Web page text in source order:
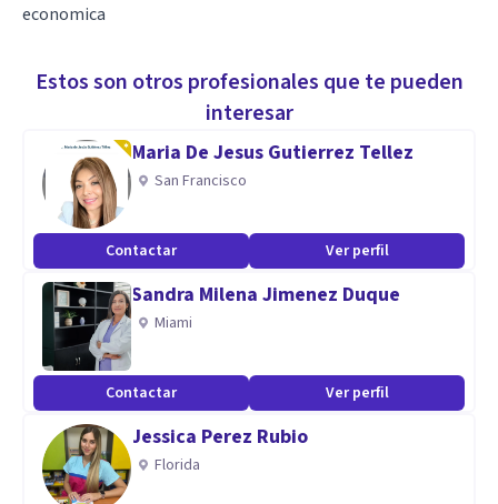
economica
Estos son otros profesionales que te pueden
interesar
Maria De Jesus Gutierrez Tellez
San Francisco
Contactar Ver perfil
Sandra Milena Jimenez Duque
Miami
Contactar Ver perfil
Jessica Perez Rubio
Florida